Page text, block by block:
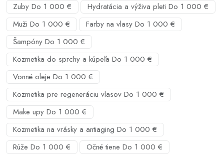
Zuby Do 1 000 €
Hydratácia a výživa pleti Do 1 000 €
Muži Do 1 000 €
Farby na vlasy Do 1 000 €
Šampóny Do 1 000 €
Kozmetika do sprchy a kúpeľa Do 1 000 €
Vonné oleje Do 1 000 €
Kozmetika pre regeneráciu vlasov Do 1 000 €
Make upy Do 1 000 €
Kozmetika na vrásky a antiaging Do 1 000 €
Rúže Do 1 000 €
Očné tiene Do 1 000 €